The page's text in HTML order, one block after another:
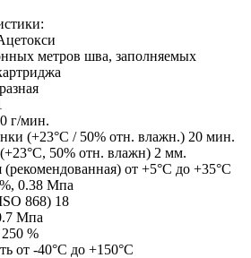
метров шва, заполняемых
г/мин.
(+23°C / 50% отн. влажн.) 20 мин.
50% отн. влажн) 2 мм.
от +5°C до +35°C
0.38 Мпа
868) 18
Мпа
%
от -40°C до +150°C